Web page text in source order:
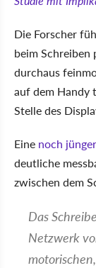
Die Forscher
beim Schreiben
durchaus
auf dem Handy
Stelle des
Eine noch
deutliche
zwischen dem
Das
Netzwerk